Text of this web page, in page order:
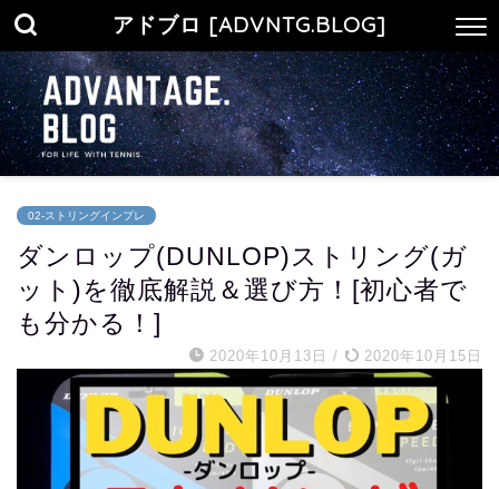
アドブロ [ADVNTG.BLOG]
02-ストリングインプレ
ダンロップ(DUNLOP)ストリング(ガ
ット)を徹底解説＆選び方！[初心者で
も分かる！]
2020年10月13日 / 2020年10月15日